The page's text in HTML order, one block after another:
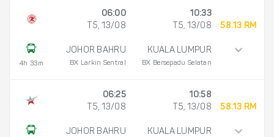
4h 33m
06:00
T5, 13/08
JOHOR BAHRU
BX Larkin Sentral
10:33
T5, 13/08
KUALA LUMPUR
BX Bersepadu Selatan
58.13 RM
06:25
T5, 13/08
JOHOR BAHRU
10:58
T5, 13/08
KUALA LUMPUR
58.13 RM